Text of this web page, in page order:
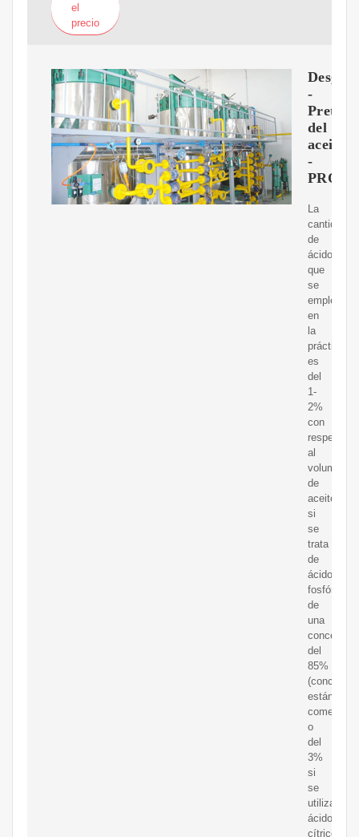
el
precio
-
del
aceite
-
La
cantidad
de
ácido
que
se
emplea
en
la
práctica
es
del
1-
2%
con
respecto
al
volumen
de
aceite
si
se
trata
de
ácido
fosfórico
de
una
del
85%
estándar
comercial)
o
del
3%
si
se
utiliza
ácido
cítrico